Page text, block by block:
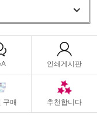
인쇄게시판
구매 추천합니다